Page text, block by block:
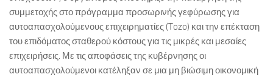
συμμετοχής στο πρόγραμμα προσωρινής γεφύρωσης για
αυτοαπασχολούμενους επιχειρηματίες (Tozo) και την επέκταση
του επιδόματος σταθερού κόστους για τις μικρές και μεσαίες
επιχειρήσεις. Με τις αποφάσεις της κυβέρνησης οι
αυτοαπασχολούμενοι κατέληξαν σε μια μη βιώσιμη οικονομική